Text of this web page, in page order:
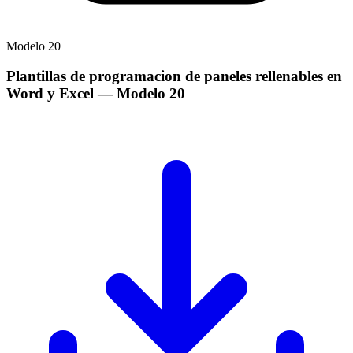
Modelo 20
Plantillas de programacion de paneles rellenables en
Word y Excel— Modelo 20